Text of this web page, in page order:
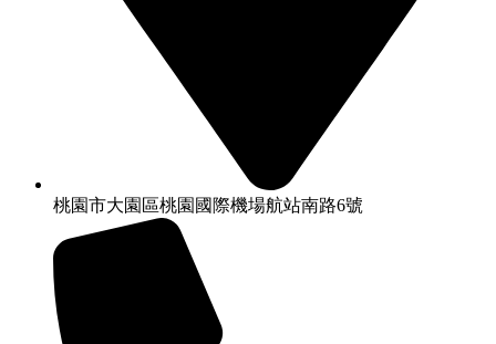
桃園市大園區桃園國際機場航站南路6號